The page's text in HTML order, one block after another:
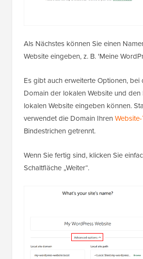
Als Nächstes können Sie einen
Website eingeben, z. B. 'Meine
Es gibt auch erweiterte Optionen, bei
Domain der lokalen Website und
lokalen Website eingeben können.
verwendet die Domain Ihren
Bindestrichen getrennt.
Wenn Sie fertig sind, klicken Sie
Schaltfläche „Weiter“.